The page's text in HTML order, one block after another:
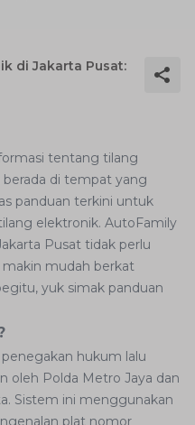
di Jakarta Pusat:
tentang tilang
di tempat yang
panduan terkini untuk
elektronik. AutoFamily
Pusat tidak perlu
makin mudah berkat
yuk simak panduan
hukum lalu
oleh Polda Metro Jaya dan
Sistem ini menggunakan